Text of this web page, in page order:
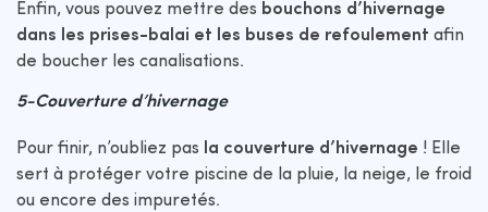
Enfin, vous pouvez mettre des bouchons d’hivernage
dans les prises-balai et les buses de refoulement afin
de boucher les canalisations.
5-Couverture d’hivernage
Pour finir, n’oubliez pas la couverture d’hivernage ! Elle
sert à protéger votre piscine de la pluie, la neige, le froid
ou encore des impuretés.